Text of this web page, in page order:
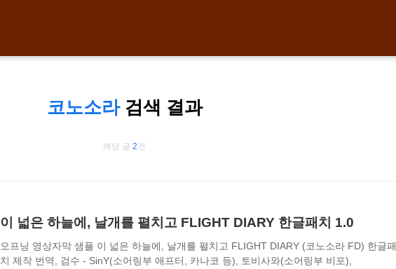
코노소라 검색 결과
해당 글 2건
이 넓은 하늘에, 날개를 펼치고 FLIGHT DIARY 한글패치 1.0
오프닝 영상자막 샘플 이 넓은 하늘에, 날개를 펼치고 FLIGHT DIARY (코노소라 FD) 한글패
치 제작 번역, 검수 - SinY(소어링부 애프터, 카나코 등), 토비사와(소어링부 비포),